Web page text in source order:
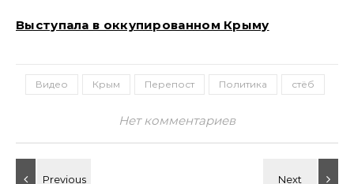
Выступала в оккупированном Крыму
Видео Крым Перепост Политика стёб
Нет комментариев